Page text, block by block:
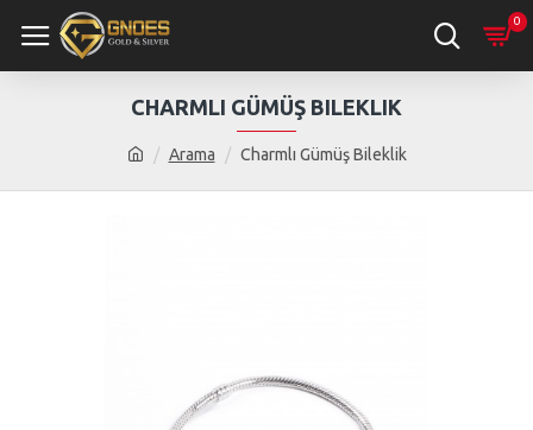
0
Arama Charmlı Gümüş Bileklik
CHARMLI GÜMÜŞ BILEKLIK